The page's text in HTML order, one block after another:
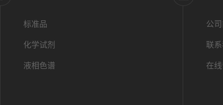
标准品
化学试剂
液相色谱
公
联
在